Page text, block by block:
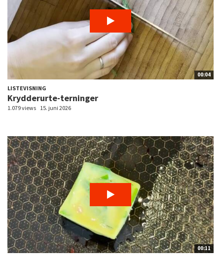
00:04
LISTEVISNING
Krydderurte-terninger
1.079 views 15. juni 2026
00:11